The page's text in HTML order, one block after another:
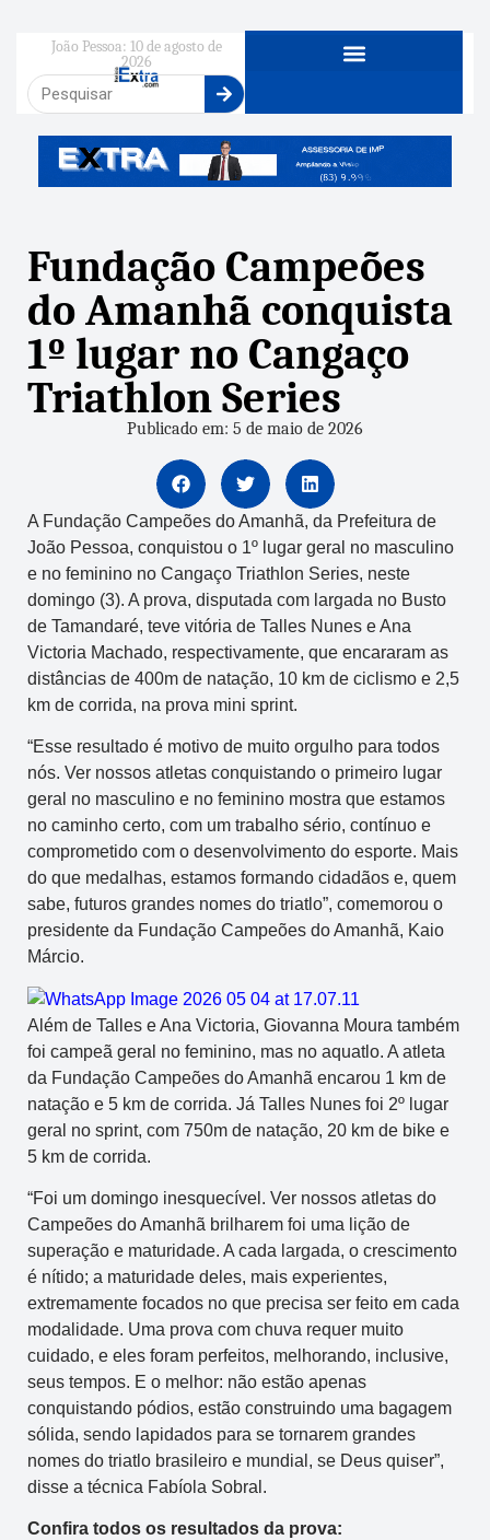
João Pessoa: 10 de agosto de
2026
Fundação Campeões
do Amanhã conquista
1º lugar no Cangaço
Triathlon Series
Publicado em: 5 de maio de 2026
A Fundação Campeões do Amanhã, da Prefeitura de
João Pessoa, conquistou o 1º lugar geral no masculino
e no feminino no Cangaço Triathlon Series, neste
domingo (3). A prova, disputada com largada no Busto
de Tamandaré, teve vitória de Talles Nunes e Ana
Victoria Machado, respectivamente, que encararam as
distâncias de 400m de natação, 10 km de ciclismo e 2,5
km de corrida, na prova mini sprint.
“Esse resultado é motivo de muito orgulho para todos
nós. Ver nossos atletas conquistando o primeiro lugar
geral no masculino e no feminino mostra que estamos
no caminho certo, com um trabalho sério, contínuo e
comprometido com o desenvolvimento do esporte. Mais
do que medalhas, estamos formando cidadãos e, quem
sabe, futuros grandes nomes do triatlo”, comemorou o
presidente da Fundação Campeões do Amanhã, Kaio
Márcio.
Além de Talles e Ana Victoria, Giovanna Moura também
foi campeã geral no feminino, mas no aquatlo. A atleta
da Fundação Campeões do Amanhã encarou 1 km de
natação e 5 km de corrida. Já Talles Nunes foi 2º lugar
geral no sprint, com 750m de natação, 20 km de bike e
5 km de corrida.
“Foi um domingo inesquecível. Ver nossos atletas do
Campeões do Amanhã brilharem foi uma lição de
superação e maturidade. A cada largada, o crescimento
é nítido; a maturidade deles, mais experientes,
extremamente focados no que precisa ser feito em cada
modalidade. Uma prova com chuva requer muito
cuidado, e eles foram perfeitos, melhorando, inclusive,
seus tempos. E o melhor: não estão apenas
conquistando pódios, estão construindo uma bagagem
sólida, sendo lapidados para se tornarem grandes
nomes do triatlo brasileiro e mundial, se Deus quiser”,
disse a técnica Fabíola Sobral.
Confira todos os resultados da prova: